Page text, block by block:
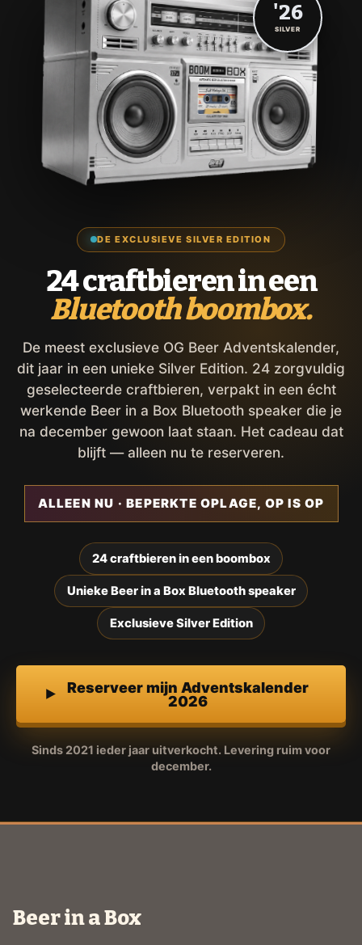
DE EXCLUSIEVE SILVER EDITION
24 craftbieren in een
Bluetooth boombox.
De meest exclusieve OG Beer Adventskalender,
dit jaar in een unieke Silver Edition. 24 zorgvuldig
geselecteerde craftbieren, verpakt in een écht
werkende Beer in a Box Bluetooth speaker die je
na december gewoon laat staan. Het cadeau dat
blijft — alleen nu te reserveren.
ALLEEN NU · BEPERKTE OPLAGE, OP IS OP
24 craftbieren in een boombox
Unieke Beer in a Box Bluetooth speaker
Exclusieve Silver Edition
Reserveer mijn Adventskalender
2026
Sinds 2021 ieder jaar uitverkocht. Levering ruim voor
december.
'26
SILVER
Beer in a Box